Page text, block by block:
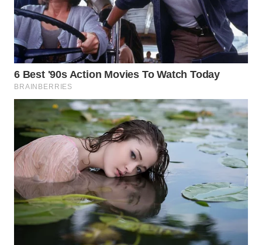
WN
SEMARANG
WN
WN
BOROBUDUR
WN
MADURA
WN
SURABAYA
WN